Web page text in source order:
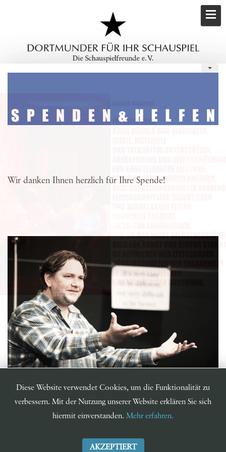
Wir danken Ihnen herzlich für Ihre Spende!
Foto: Birgit Hupfeld
Diese Website verwendet Cookies, um die Funktionalität zu
verbessern. Mit der Nutzung unserer Website erklären Sie sich
hiermit einverstanden. Mehr erfahren.
AKZEPTIERT